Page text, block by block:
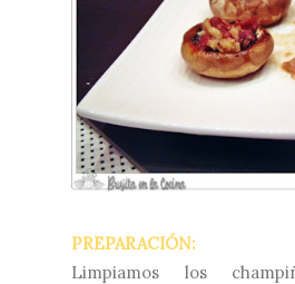
PREPARACIÓN:
Limpiamos los